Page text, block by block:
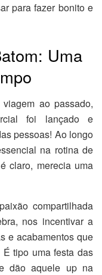
para fazer bonito e
Uma
ao passado,
foi lançado e
pessoas! Ao longo
na rotina de
claro, merecia uma
compartilhada
nos incentivar a
e acabamentos que
tipo uma festa das
dão aquele up na